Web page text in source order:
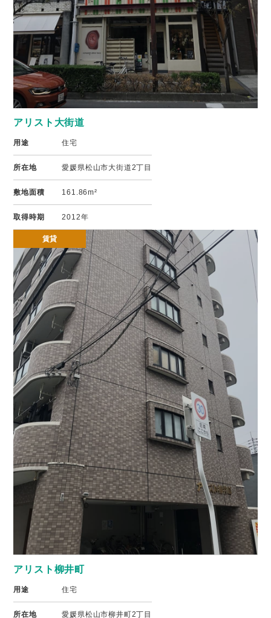
アリスト大街道
用途 住宅
所在地 愛媛県松山市大街道2丁目
敷地面積 161.86m²
取得時期 2012年
賃貸
アリスト柳井町
用途 住宅
所在地 愛媛県松山市柳井町2丁目